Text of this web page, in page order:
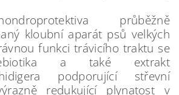
průběžně
kloubní aparát psů velkých
funkci trávicího traktu se
a také extrakt
podporující střevní
redukující plynatost v